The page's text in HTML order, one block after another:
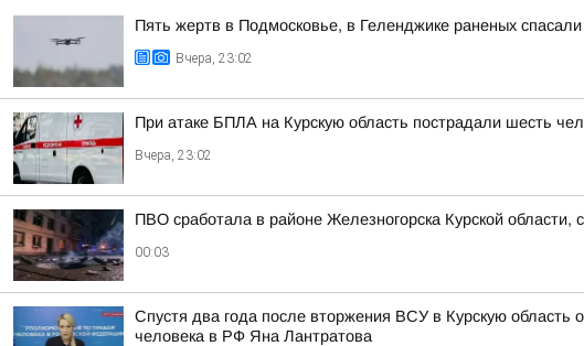
Пять жертв в Подмосковье, в Геленджике раненых
Вчера, 23:02
При атаке БПЛА на Курскую область пострадали шесть
Вчера, 23:02
ПВО сработала в районе Железногорска Курской области,
00:03
Спустя два года после вторжения ВСУ в Курскую область
человека в РФ Яна Лантратова